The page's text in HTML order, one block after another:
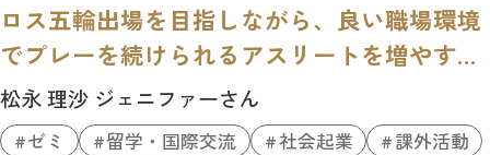
ロス五輪出場を目指しながら、良い職場環境
でプレーを続けられるアスリートを増やす起
業家へ。
松永 理沙 ジェニファーさん
ゼミ 留学・国際交流 社会起業 課外活動